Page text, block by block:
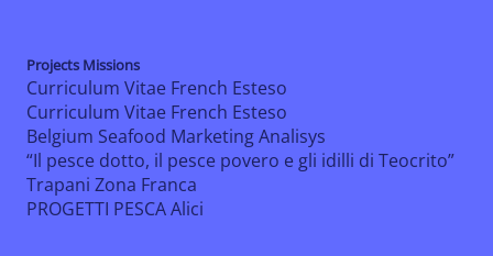
Projects Missions
Curriculum Vitae French Esteso
Curriculum Vitae French Esteso
Belgium Seafood Marketing Analisys
“Il pesce dotto, il pesce povero e gli idilli di Teocrito”
Trapani Zona Franca
PROGETTI PESCA Alici